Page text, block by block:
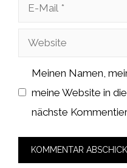
Website
Meinen Namen,
meine Website in
nächste